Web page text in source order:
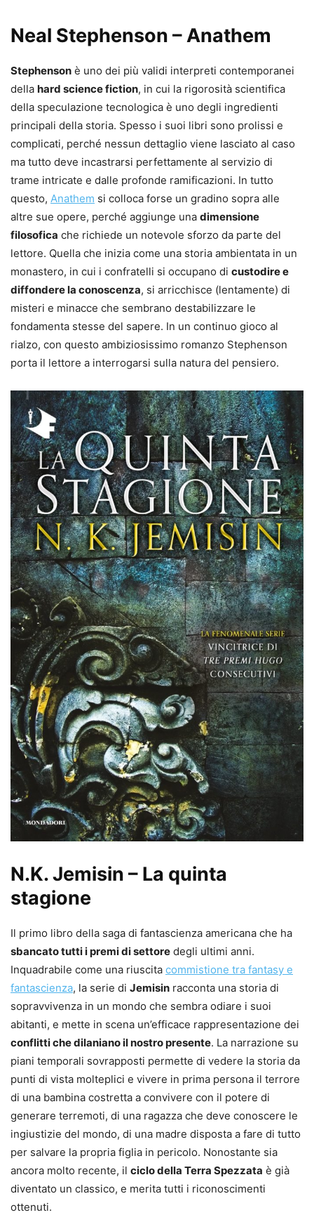
Neal Stephenson – Anathem
Stephenson è uno dei più validi interpreti contemporanei
della hard science fiction, in cui la rigorosità scientifica
della speculazione tecnologica è uno degli ingredienti
principali della storia. Spesso i suoi libri sono prolissi e
complicati, perché nessun dettaglio viene lasciato al caso
ma tutto deve incastrarsi perfettamente al servizio di
trame intricate e dalle profonde ramificazioni. In tutto
questo, Anathem si colloca forse un gradino sopra alle
altre sue opere, perché aggiunge una dimensione
filosofica che richiede un notevole sforzo da parte del
lettore. Quella che inizia come una storia ambientata in un
monastero, in cui i confratelli si occupano di custodire e
diffondere la conoscenza, si arricchisce (lentamente) di
misteri e minacce che sembrano destabilizzare le
fondamenta stesse del sapere. In un continuo gioco al
rialzo, con questo ambiziosissimo romanzo Stephenson
porta il lettore a interrogarsi sulla natura del pensiero.
N.K. Jemisin – La quinta
stagione
Il primo libro della saga di fantascienza americana che ha
sbancato tutti i premi di settore degli ultimi anni.
Inquadrabile come una riuscita commistione tra fantasy e
fantascienza, la serie di Jemisin racconta una storia di
sopravvivenza in un mondo che sembra odiare i suoi
abitanti, e mette in scena un’efficace rappresentazione dei
conflitti che dilaniano il nostro presente. La narrazione su
piani temporali sovrapposti permette di vedere la storia da
punti di vista molteplici e vivere in prima persona il terrore
di una bambina costretta a convivere con il potere di
generare terremoti, di una ragazza che deve conoscere le
ingiustizie del mondo, di una madre disposta a fare di tutto
per salvare la propria figlia in pericolo. Nonostante sia
ancora molto recente, il ciclo della Terra Spezzata è già
diventato un classico, e merita tutti i riconoscimenti
ottenuti.